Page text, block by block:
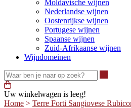
Moldavische wijnen
Nederlandse wijnen
Oostenrijkse wijnen
Portugese wijnen
Spaanse wijnen
Zuid-Afrikaanse wijnen
Wijndomeinen
Uw winkelwagen is leeg!
Home > Terre Forti Sangiovese